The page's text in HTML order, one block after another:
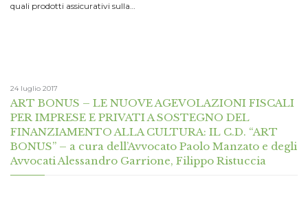
quali prodotti assicurativi sulla…
24 luglio 2017
ART BONUS – LE NUOVE AGEVOLAZIONI FISCALI
PER IMPRESE E PRIVATI A SOSTEGNO DEL
FINANZIAMENTO ALLA CULTURA: IL C.D. “ART
BONUS” – a cura dell’Avvocato Paolo Manzato e degli
Avvocati Alessandro Garrione, Filippo Ristuccia